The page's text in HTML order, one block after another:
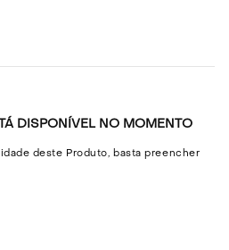
DISPONÍVEL NO MOMENTO
deste Produto, basta preencher